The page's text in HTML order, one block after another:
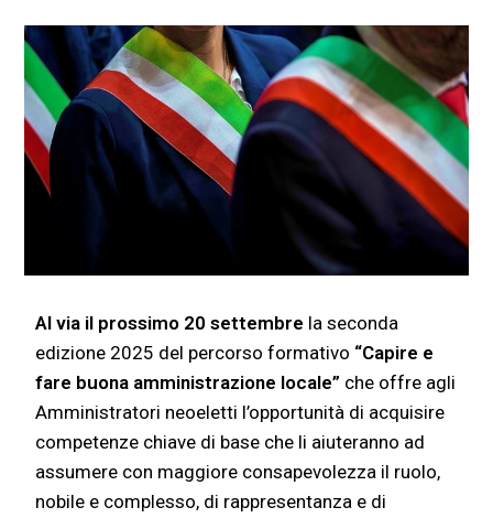
Al via il prossimo 20 settembre la seconda
edizione 2025 del percorso formativo “Capire e
fare buona amministrazione locale” che offre agli
Amministratori neoeletti l’opportunità di acquisire
competenze chiave di base che li aiuteranno ad
assumere con maggiore consapevolezza il ruolo,
nobile e complesso, di rappresentanza e di